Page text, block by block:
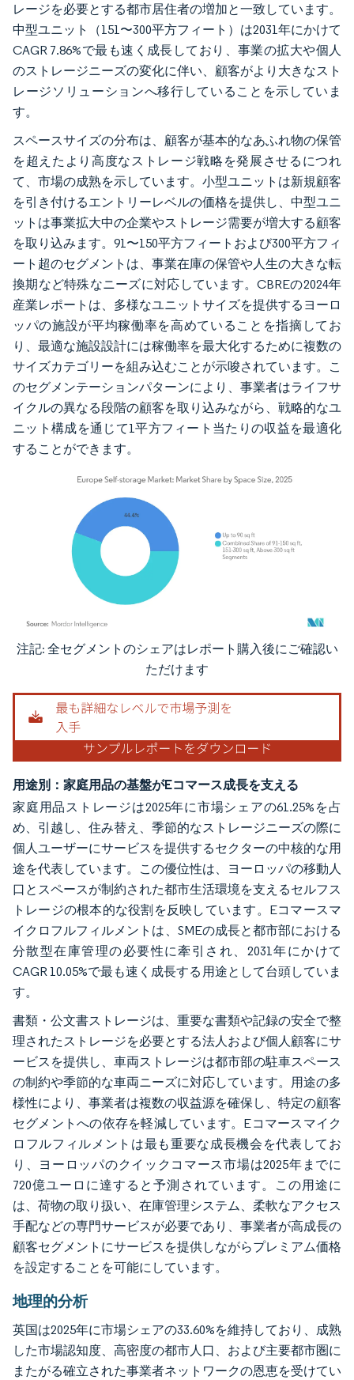
レージを必要とする都市居住者の増加と一致しています。
中型ユニット（151〜300平方フィート）は2031年にかけて
CAGR 7.86%で最も速く成長しており、事業の拡大や個人
のストレージニーズの変化に伴い、顧客がより大きなスト
レージソリューションへ移行していることを示していま
す。
スペースサイズの分布は、顧客が基本的なあふれ物の保管
を超えたより高度なストレージ戦略を発展させるにつれ
て、市場の成熟を示しています。小型ユニットは新規顧客
を引き付けるエントリーレベルの価格を提供し、中型ユニ
ットは事業拡大中の企業やストレージ需要が増大する顧客
を取り込みます。91〜150平方フィートおよび300平方フィ
ート超のセグメントは、事業在庫の保管や人生の大きな転
換期など特殊なニーズに対応しています。CBREの2024年
産業レポートは、多様なユニットサイズを提供するヨーロ
ッパの施設が平均稼働率を高めていることを指摘してお
り、最適な施設設計には稼働率を最大化するために複数の
サイズカテゴリーを組み込むことが示唆されています。こ
のセグメンテーションパターンにより、事業者はライフサ
イクルの異なる段階の顧客を取り込みながら、戦略的なユ
ニット構成を通じて1平方フィート当たりの収益を最適化
することができます。
画像 © Mordor Intelligence。再利用にはCC BY 4.0の表示が必要です。
注記: 全セグメントのシェアはレポート購入後にご確認い
ただけます
用途別：家庭用品の基盤がEコマース成長を支える
家庭用品ストレージは2025年に市場シェアの61.25%を占
め、引越し、住み替え、季節的なストレージニーズの際に
個人ユーザーにサービスを提供するセクターの中核的な用
途を代表しています。この優位性は、ヨーロッパの移動人
口とスペースが制約された都市生活環境を支えるセルフス
トレージの根本的な役割を反映しています。Eコマースマ
イクロフルフィルメントは、SMEの成長と都市部における
分散型在庫管理の必要性に牽引され、2031年にかけて
CAGR 10.05%で最も速く成長する用途として台頭していま
す。
書類・公文書ストレージは、重要な書類や記録の安全で整
理されたストレージを必要とする法人および個人顧客にサ
ービスを提供し、車両ストレージは都市部の駐車スペース
の制約や季節的な車両ニーズに対応しています。用途の多
様性により、事業者は複数の収益源を確保し、特定の顧客
セグメントへの依存を軽減しています。Eコマースマイク
ロフルフィルメントは最も重要な成長機会を代表してお
り、ヨーロッパのクイックコマース市場は2025年までに
720億ユーロに達すると予測されています。この用途に
は、荷物の取り扱い、在庫管理システム、柔軟なアクセス
手配などの専門サービスが必要であり、事業者が高成長の
顧客セグメントにサービスを提供しながらプレミアム価格
を設定することを可能にしています。
地理的分析
英国は2025年に市場シェアの33.60%を維持しており、成熟
した市場認知度、高密度の都市人口、および主要都市圏に
またがる確立された事業者ネットワークの恩恵を受けてい